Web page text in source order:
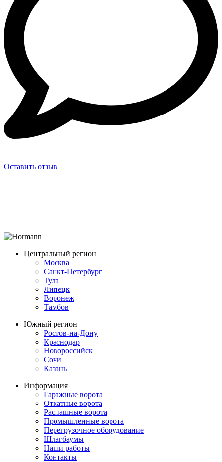
Оставить отзыв
Центральный регион
Москва
Санкт-Петербург
Тула
Липецк
Воронеж
Тамбов
Южный регион
Ростов-на-Дону
Краснодар
Новороссийск
Сочи
Казань
Информация
Гаражные ворота
Откатные ворота
Распашные ворота
Промышленные ворота
Перегрузочное оборудование
Шлагбаумы
Наши работы
Контакты